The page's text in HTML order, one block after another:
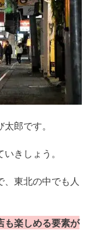
郎です。
きしょう。
東北の中でも人
も楽しめる要素が